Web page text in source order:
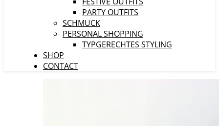
PARTY OUTFITS
SCHMUCK
PERSONAL SHOPPING
TYPGERECHTES STYLING
SHOP
CONTACT